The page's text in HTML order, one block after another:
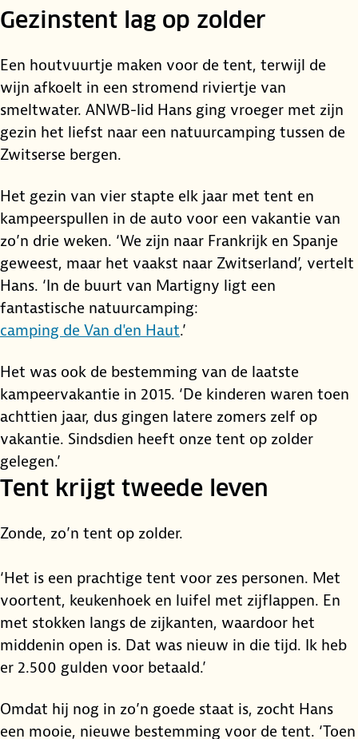
Gezinstent lag op zolder
Een houtvuurtje maken voor de tent, terwijl de
wijn afkoelt in een stromend riviertje van
smeltwater. ANWB-lid Hans ging vroeger met zijn
gezin het liefst naar een natuurcamping tussen de
Zwitserse bergen.
Het gezin van vier stapte elk jaar met tent en
kampeerspullen in de auto voor een vakantie van
zo’n drie weken. ‘We zijn naar Frankrijk en Spanje
geweest, maar het vaakst naar Zwitserland’, vertelt
Hans. ‘In de buurt van Martigny ligt een
fantastische natuurcamping:
camping de Van d'en Haut.’
Het was ook de bestemming van de laatste
kampeervakantie in 2015. ‘De kinderen waren toen
achttien jaar, dus gingen latere zomers zelf op
vakantie. Sindsdien heeft onze tent op zolder
gelegen.’
Tent krijgt tweede leven
Zonde, zo’n tent op zolder.
‘Het is een prachtige tent voor zes personen. Met
voortent, keukenhoek en luifel met zijflappen. En
met stokken langs de zijkanten, waardoor het
middenin open is. Dat was nieuw in die tijd. Ik heb
er 2.500 gulden voor betaald.’
Omdat hij nog in zo’n goede staat is, zocht Hans
een mooie, nieuwe bestemming voor de tent. ‘Toen